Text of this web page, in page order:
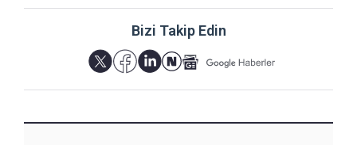
Bizi Takip Edin